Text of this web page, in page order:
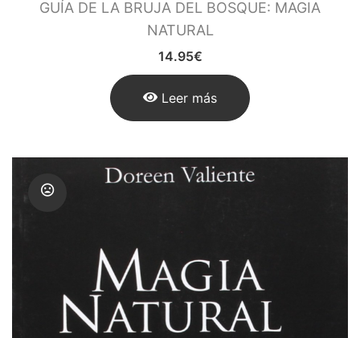
GUÍA DE LA BRUJA DEL BOSQUE: MAGIA
NATURAL
14.95€
Leer más